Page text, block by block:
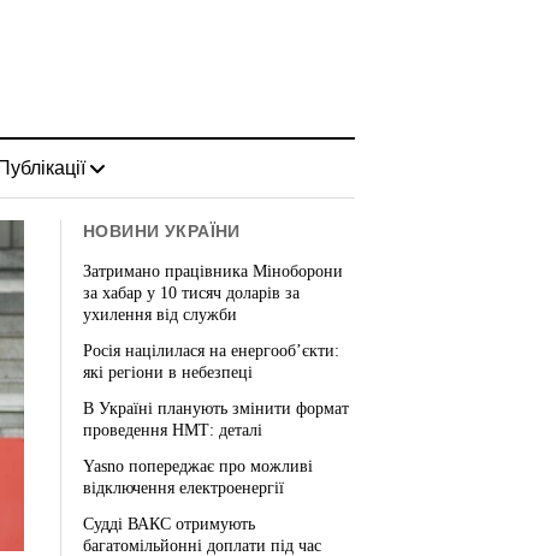
НОВИНИ УКРАЇНИ
Затримано працівника Міноборони
за хабар у 10 тисяч доларів за
ухилення від служби
Росія націлилася на енергооб’єкти:
які регіони в небезпеці
В Україні планують змінити формат
проведення НМТ: деталі
Yasno попереджає про можливі
відключення електроенергії
Судді ВАКС отримують
багатомільйонні доплати під час